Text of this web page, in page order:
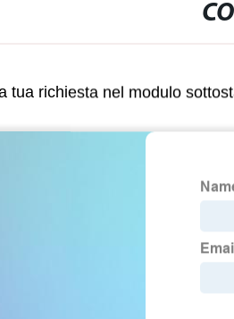
tua richiesta nel modulo